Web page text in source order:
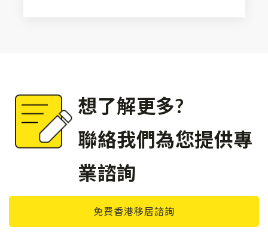
想了解更多?
聯絡我們為您提供專
業諮詢
免費香港移居諮詢